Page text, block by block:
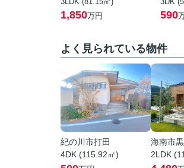
1,850万円 590
よく見られている物件
紀の川市打田
4DK (115.92㎡)
海南市
2LDK